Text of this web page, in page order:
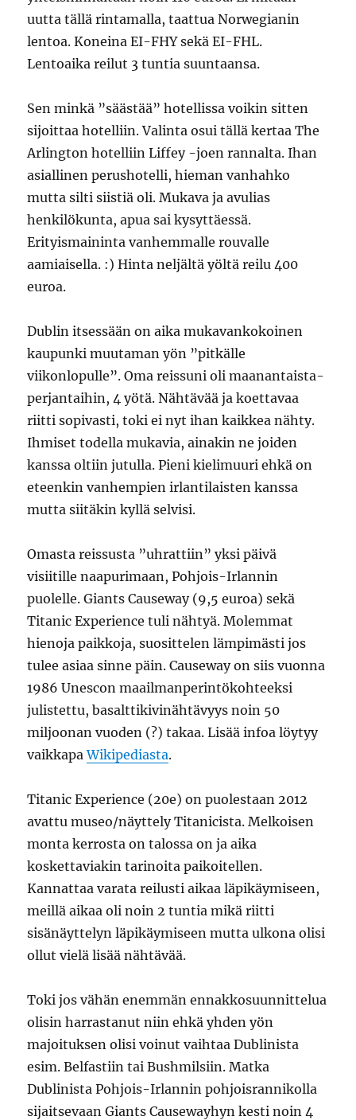
uutta tällä rintamalla, taattua Norwegianin
lentoa. Koneina EI-FHY sekä EI-FHL.
Lentoaika reilut 3 tuntia suuntaansa.
Sen minkä ”säästää” hotellissa voikin sitten
sijoittaa hotelliin. Valinta osui tällä kertaa The
Arlington hotelliin Liffey -joen rannalta. Ihan
asiallinen perushotelli, hieman vanhahko
mutta silti siistiä oli. Mukava ja avulias
henkilökunta, apua sai kysyttäessä.
Erityismaininta vanhemmalle rouvalle
aamiaisella. :) Hinta neljältä yöltä reilu 400
euroa.
Dublin itsessään on aika mukavankokoinen
kaupunki muutaman yön ”pitkälle
viikonlopulle”. Oma reissuni oli maanantaista-
perjantaihin, 4 yötä. Nähtävää ja koettavaa
riitti sopivasti, toki ei nyt ihan kaikkea nähty.
Ihmiset todella mukavia, ainakin ne joiden
kanssa oltiin jutulla. Pieni kielimuuri ehkä on
eteenkin vanhempien irlantilaisten kanssa
mutta siitäkin kyllä selvisi.
Omasta reissusta ”uhrattiin” yksi päivä
visiitille naapurimaan, Pohjois-Irlannin
puolelle. Giants Causeway (9,5 euroa) sekä
Titanic Experience tuli nähtyä. Molemmat
hienoja paikkoja, suosittelen lämpimästi jos
tulee asiaa sinne päin. Causeway on siis vuonna
1986 Unescon maailmanperintökohteeksi
julistettu, basalttikivinähtävyys noin 50
miljoonan vuoden (?) takaa. Lisää infoa löytyy
vaikkapaWikipediasta.
Titanic Experience (20e) on puolestaan 2012
avattu museo/näyttely Titanicista. Melkoisen
monta kerrosta on talossa on ja aika
koskettaviakin tarinoita paikoitellen.
Kannattaa varata reilusti aikaa läpikäymiseen,
meillä aikaa oli noin 2 tuntia mikä riitti
sisänäyttelyn läpikäymiseen mutta ulkona olisi
ollut vielä lisää nähtävää.
Toki jos vähän enemmän ennakkosuunnittelua
olisin harrastanut niin ehkä yhden yön
majoituksen olisi voinut vaihtaa Dublinista
esim. Belfastiin tai Bushmilsiin. Matka
Dublinista Pohjois-Irlannin pohjoisrannikolla
sijaitsevaan Giants Causewayhyn kesti noin 4